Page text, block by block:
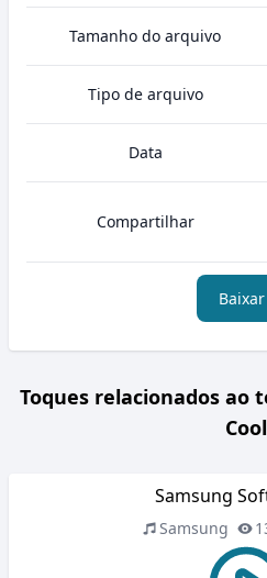
Tamanho do arquivo
Tipo de arquivo
Data
Compartilhar
Baixar
Toques relacionados ao
Cool
Samsung
Samsung